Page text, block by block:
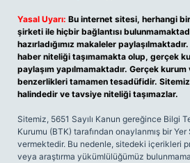
Yasal Uyarı: Bu internet sitesi, herhangi
şirketi ile hiçbir bağlantısı
hazırladığımız makaleler
haber niteliği taşımamakta olup, gerçek
paylaşım yapılmamaktadır. Gerçek
benzerlikleri tamamen tesadüfidir.
halindedir ve tavsiye niteliği taşımazlar.
Sitemiz, 5651 Sayılı Kanun gereğince Bilgi
Kurumu (BTK) tarafından onaylanmış bir
vermektedir. Bu nedenle, sitedeki içerikleri
veya araştırma yükümlülüğümüz